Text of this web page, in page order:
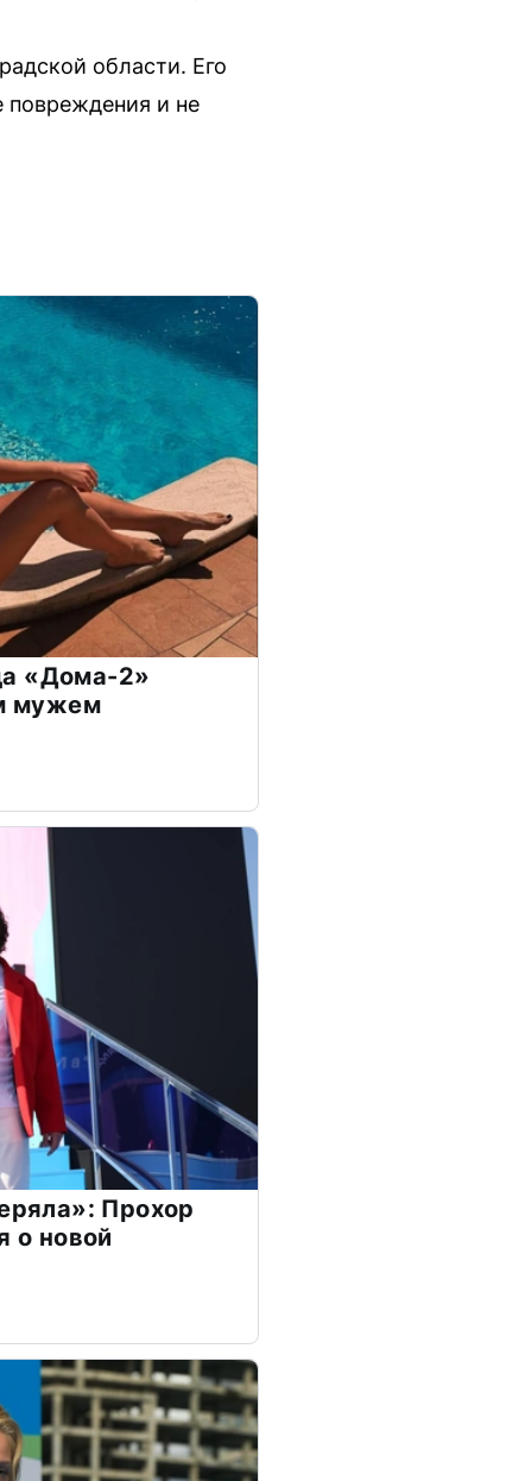
области. Его
повреждения и не
«Дома-2»
мужем
Прохор
о новой